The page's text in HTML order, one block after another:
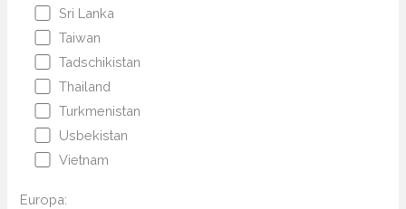
Sri Lanka
Taiwan
Tadschikistan
Thailand
Turkmenistan
Usbekistan
Vietnam
Europa: